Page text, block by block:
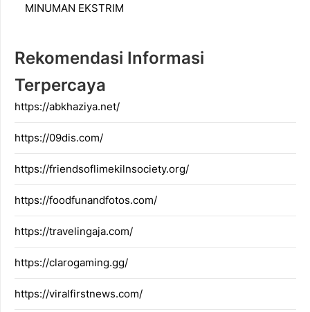
MINUMAN EKSTRIM
Rekomendasi Informasi
Terpercaya
https://abkhaziya.net/
https://09dis.com/
https://friendsoflimekilnsociety.org/
https://foodfunandfotos.com/
https://travelingaja.com/
https://clarogaming.gg/
https://viralfirstnews.com/